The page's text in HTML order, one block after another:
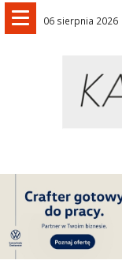
06 sierpnia 2026